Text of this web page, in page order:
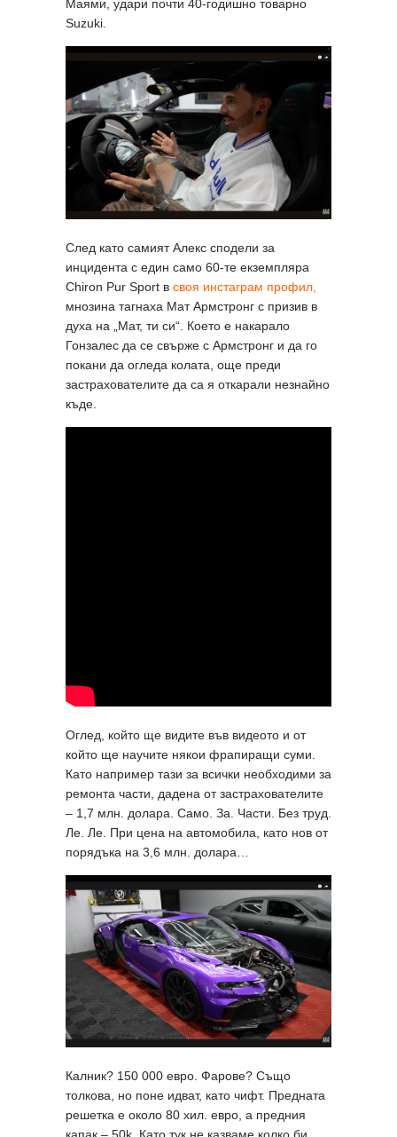
Маями, удари почти 40-годишно товарно
Suzuki.
След като самият Алекс сподели за
инцидента с един само 60-те екземпляра
Chiron Pur Sport в своя инстаграм профил,
мнозина тагнаха Мат Армстронг с призив в
духа на „Мат, ти си“. Което е накарало
Гонзалес да се свърже с Армстронг и да го
покани да огледа колата, още преди
застрахователите да са я откарали незнайно
къде.
Оглед, който ще видите във видеото и от
който ще научите някои фрапиращи суми.
Като например тази за всички необходими за
ремонта части, дадена от застрахователите
– 1,7 млн. долара. Само. За. Части. Без труд.
Ле. Ле. При цена на автомобила, като нов от
порядъка на 3,6 млн. долара…
Калник? 150 000 евро. Фарове? Също
толкова, но поне идват, като чифт. Предната
решетка е около 80 хил. евро, а предния